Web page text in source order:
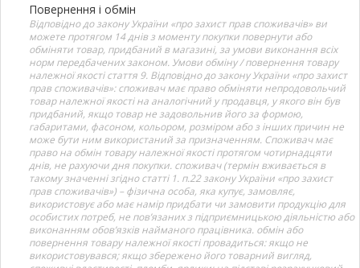
Повернення і обмін
Відповідно до закону України «про захист прав споживачів» ви
можете протягом 14 днів з моменту покупки повернути або
обміняти товар, придбаний в магазині, за умови виконання всіх
норм передбачених законом. Умови обміну / повернення товару
належної якості стаття 9. Відповідно до закону України «про захист
прав споживачів»: споживач має право обміняти непродовольчий
товар належної якості на аналогічний у продавця, у якого він був
придбаний, якщо товар не задовольнив його за формою,
габаритами, фасоном, кольором, розміром або з інших причин не
може бути ним використаний за призначенням. Споживач має
право на обмін товару належної якості протягом чотирнадцяти
днів, не рахуючи дня покупки. споживач (термін вживається в
такому значенні згідно статті 1. п.22 закону України «про захист
прав споживачів») – фізична особа, яка купує, замовляє,
використовує або має намір придбати чи замовити продукцію для
особистих потреб, не пов’язаних з підприємницькою діяльністю або
виконанням обов’язків найманого працівника. обмін або
повернення товару належної якості провадиться: якщо не
використовувався; якщо збережено його товарний вигляд,